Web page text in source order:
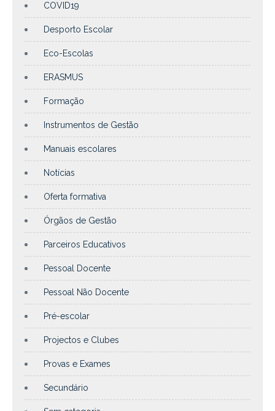
COVID19
Desporto Escolar
Eco-Escolas
ERASMUS
Formação
Instrumentos de Gestão
Manuais escolares
Notícias
Oferta formativa
Órgãos de Gestão
Parceiros Educativos
Pessoal Docente
Pessoal Não Docente
Pré-escolar
Projectos e Clubes
Provas e Exames
Secundário